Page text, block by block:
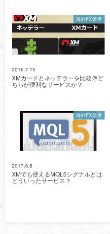
海外FX業者
2016.7.15
XMカードとネッテラーを比較＠ど
ちらが便利なサービスか？
海外FX業者
2017.6.8
XMでも使えるMQL5シグナルとは
どういったサービス？